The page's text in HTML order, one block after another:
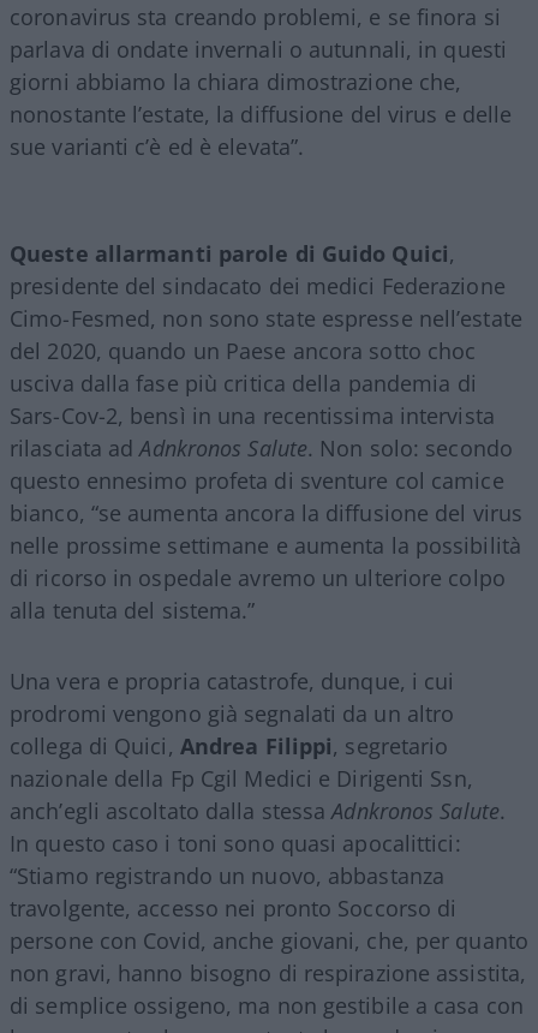
coronavirus sta creando problemi, e se finora si
parlava di ondate invernali o autunnali, in questi
giorni abbiamo la chiara dimostrazione che,
nonostante l’estate, la diffusione del virus e delle
sue varianti c’è ed è elevata”.
Queste allarmanti parole di Guido Quici,
presidente del sindacato dei medici Federazione
Cimo-Fesmed, non sono state espresse nell’estate
del 2020, quando un Paese ancora sotto choc
usciva dalla fase più critica della pandemia di
Sars-Cov-2, bensì in una recentissima intervista
rilasciata adAdnkronos Salute. Non solo: secondo
questo ennesimo profeta di sventure col camice
bianco, “se aumenta ancora la diffusione del virus
nelle prossime settimane e aumenta la possibilità
di ricorso in ospedale avremo un ulteriore colpo
alla tenuta del sistema.”
Una vera e propria catastrofe, dunque, i cui
prodromi vengono già segnalati da un altro
collega di Quici, Andrea Filippi, segretario
nazionale della Fp Cgil Medici e Dirigenti Ssn,
anch’egli ascoltato dalla stessaAdnkronos Salute.
In questo caso i toni sono quasi apocalittici:
“Stiamo registrando un nuovo, abbastanza
travolgente, accesso nei pronto Soccorso di
persone con Covid, anche giovani, che, per quanto
non gravi, hanno bisogno di respirazione assistita,
di semplice ossigeno, ma non gestibile a casa con